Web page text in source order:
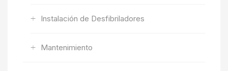
Instalación de Desfibriladores
Mantenimiento